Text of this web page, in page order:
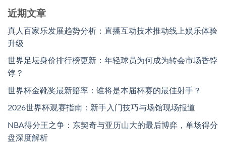
近期文章
真人百家乐发展趋势分析：直播互动技术推动线上娱乐体验
升级
世界足坛身价排行榜更新：年轻球员为何成为转会市场香饽
饽？
世界杯金靴奖最新赔率：谁将是本届杯赛的最佳射手？
2026世界杯观赛指南：新手入门技巧与场馆现场报道
NBA得分王之争：东契奇与亚历山大的最后博弈，单场得分
盘深度解析